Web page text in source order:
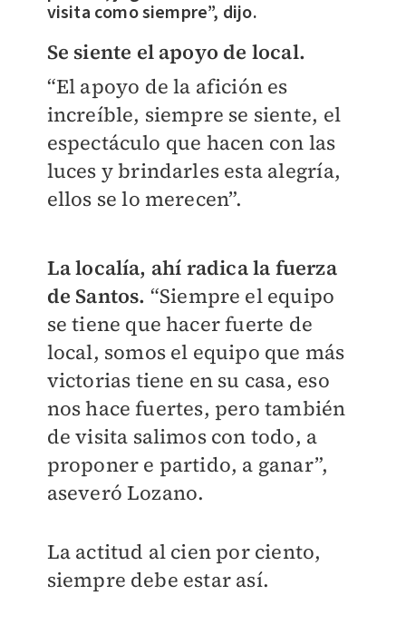
visita como siempre”, dijo.
Se siente el apoyo de local.
“El apoyo de la afición es
increíble, siempre se siente, el
espectáculo que hacen con las
luces y brindarles esta alegría,
ellos se lo merecen”.
La localía, ahí radica la fuerza
de Santos. “Siempre el equipo
se tiene que hacer fuerte de
local, somos el equipo que más
victorias tiene en su casa, eso
nos hace fuertes, pero también
de visita salimos con todo, a
proponer e partido, a ganar”,
aseveró Lozano.
La actitud al cien por ciento,
siempre debe estar así.